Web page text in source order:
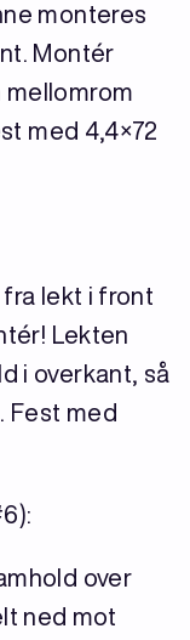
monteres
Montér
med 4,4×72
lekt i front
Lekten
i overkant, så
Fest med
over
ned mot